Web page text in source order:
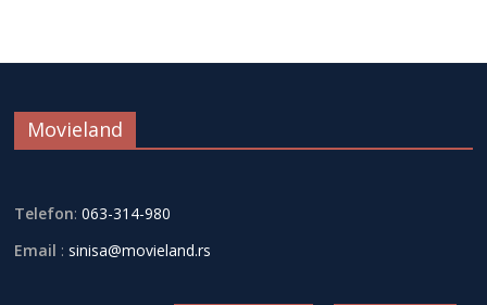
Movieland
Telefon: 063-314-980
Email : sinisa@movieland.rs